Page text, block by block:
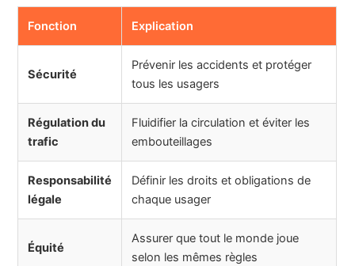
Fonction Explication
Sécurité
Prévenir les accidents et protéger
tous les usagers
Régulation du
trafic
Fluidifier la circulation et éviter les
embouteillages
Responsabilité
légale
Définir les droits et obligations de
chaque usager
Équité
Assurer que tout le monde joue
selon les mêmes règles